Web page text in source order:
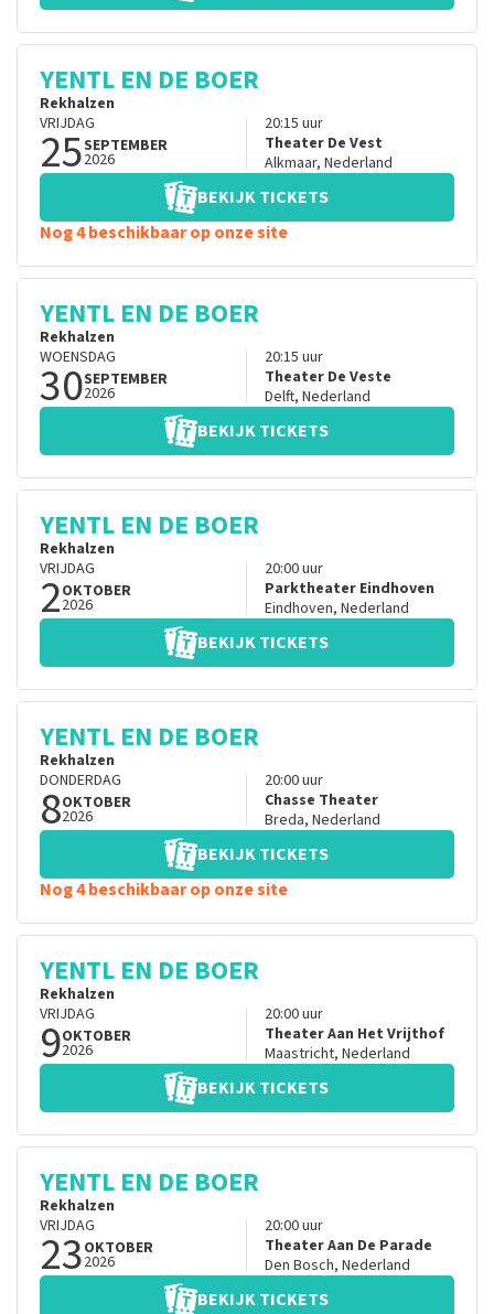
YENTL EN DE BOER
Rekhalzen
VRIJDAG
25SEPTEMBER
2026
20:15 uur
Theater De Vest
Alkmaar, Nederland
BEKIJK TICKETS
Nog 4 beschikbaar op onze site
YENTL EN DE BOER
Rekhalzen
WOENSDAG
30SEPTEMBER
2026
20:15 uur
Theater De Veste
Delft, Nederland
BEKIJK TICKETS
YENTL EN DE BOER
Rekhalzen
VRIJDAG
2OKTOBER
2026
20:00uur
Parktheater Eindhoven
Eindhoven, Nederland
BEKIJK TICKETS
YENTL EN DE BOER
Rekhalzen
DONDERDAG
8OKTOBER
2026
20:00uur
Chasse Theater
Breda, Nederland
BEKIJK TICKETS
Nog 4 beschikbaar op onze site
YENTL EN DE BOER
Rekhalzen
VRIJDAG
9OKTOBER
2026
20:00uur
Theater Aan Het Vrijthof
Maastricht, Nederland
BEKIJK TICKETS
YENTL EN DE BOER
Rekhalzen
VRIJDAG
23OKTOBER
2026
20:00uur
Theater Aan De Parade
Den Bosch, Nederland
BEKIJK TICKETS